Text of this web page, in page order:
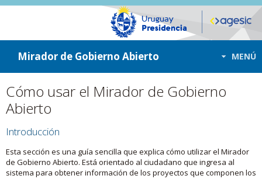
ir a contenido
ir al menú
Mirador de Gobierno Abierto MENÚ
Cómo usar el Mirador de Gobierno
Abierto
Introducción
Esta sección es una guía sencilla que explica cómo utilizar el Mirador
de Gobierno Abierto. Está orientado al ciudadano que ingresa al
sistema para obtener información de los proyectos que componen los